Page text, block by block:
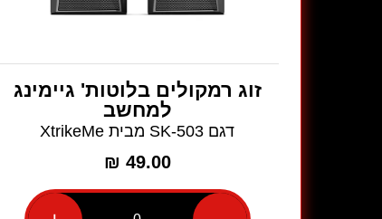
זוג רמקולים בלוטות' גיימינג
למחשב
דגם SK-503 מבית XtrikeMe
49.00
₪